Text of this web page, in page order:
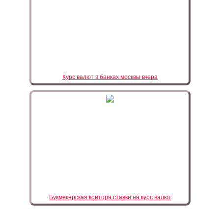
Курс валют в банках москвы вчера
Букмекерская контора ставки на курс валют